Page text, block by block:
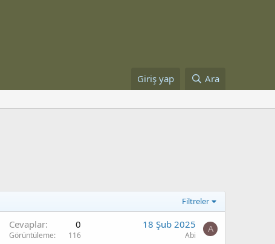
Giriş yap Ara
Filtreler
Cevaplar 0
Görüntüleme 116
18 Şub 2025
Abi
A